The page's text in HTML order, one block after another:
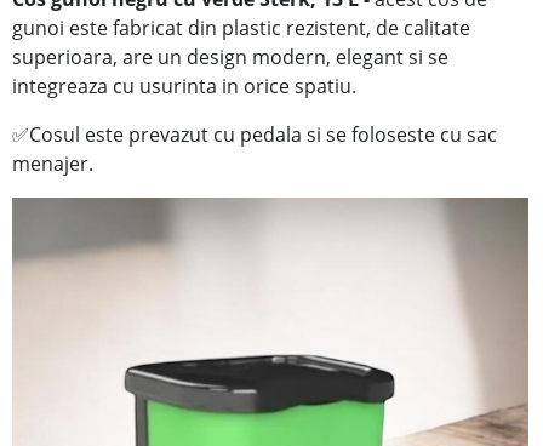
gunoi este fabricat din plastic rezistent, de calitate
superioara, are un design modern, elegant si se
integreaza cu usurinta in orice spatiu.
✅Cosul este prevazut cu pedala si se foloseste cu sac
menajer.